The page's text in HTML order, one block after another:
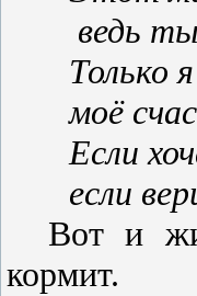
ведь
Только
моё
Если
если
Вот и
кормит.